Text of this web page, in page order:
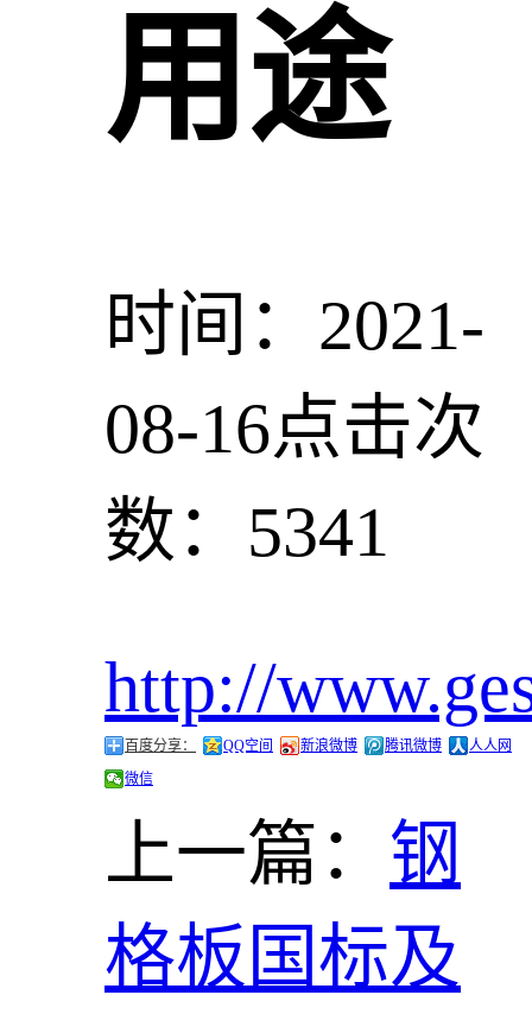
用途
时间：2021-
08-16点击次
数：5341
http://
百度分享： QQ空间 新浪微博 腾讯微博
人人网
微信
上一篇： 钢
格板国标及